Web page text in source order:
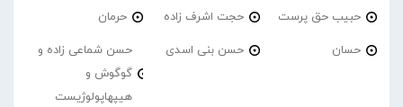
حبیب حق پرست حجت اشرف زاده حرمان
حسان حسن بنی اسدی
حسن شماعی زاده و
گوگوش و
هیپهاپولوژیست